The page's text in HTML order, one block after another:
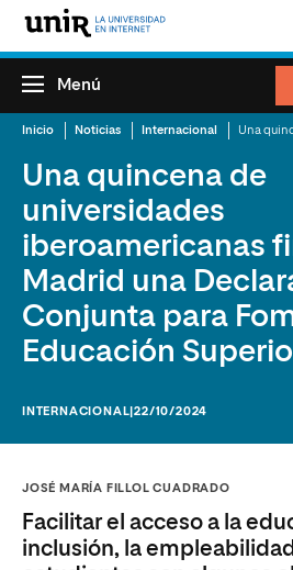
Menú
Inicio Noticias Internacional
Una quincena de
universidades
iberoamericanas
Madrid una
Conjunta para
Educación
INTERNACIONAL |22/10/2024
JOSÉ MARÍA FILLOL CUADRADO
Facilitar el acceso a la
inclusión, la